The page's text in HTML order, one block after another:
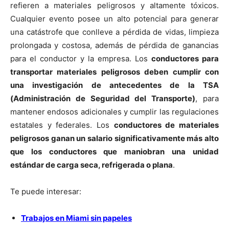
refieren a materiales peligrosos y altamente tóxicos.
Cualquier evento posee un alto potencial para generar
una catástrofe que conlleve a pérdida de vidas, limpieza
prolongada y costosa, además de pérdida de ganancias
para el conductor y la empresa. Los conductores para
transportar materiales peligrosos deben cumplir con
una investigación de antecedentes de la TSA
(Administración de Seguridad del Transporte), para
mantener endosos adicionales y cumplir las regulaciones
estatales y federales. Los conductores de materiales
peligrosos ganan un salario significativamente más alto
que los conductores que maniobran una unidad
estándar de carga seca, refrigerada o plana.
Te puede interesar:
Trabajos en Miami sin papeles